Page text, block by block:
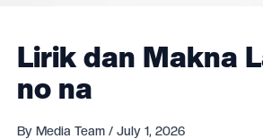
Lirik dan Makna
no na
By Media Team / July 1, 2026